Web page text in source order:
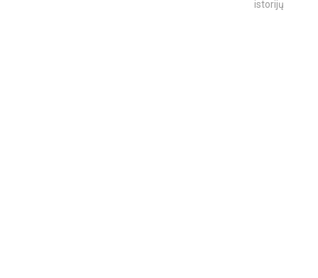
istorijų